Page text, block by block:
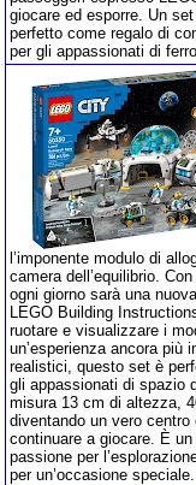
giocare ed esporre. Un
perfetto come regalo di
per gli appassionati di
l’imponente modulo di
camera dell’equilibrio.
ogni giorno sarà una
LEGO Building
ruotare e visualizzare i
un’esperienza ancora più
realistici, questo set è
gli appassionati di spazio
misura 13 cm di altezza,
diventando un vero
continuare a giocare. È
passione per
per un’occasione speciale.